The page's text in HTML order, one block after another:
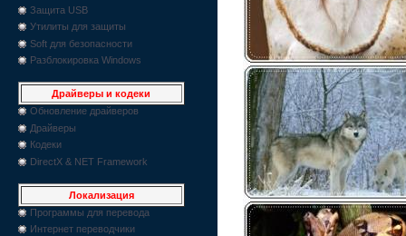
Защита USB
Утилиты для защиты
Soft для безопасности
Разблокировка Windows
Драйверы и кодеки
Обновление драйверов
Драйверы
Кодеки
DirectX & NET Framework
Локализация
Программы для перевода
Интернет переводчики